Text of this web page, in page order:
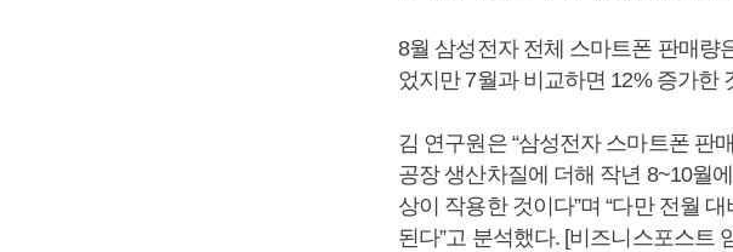
8월 삼성전자 전체 스마트폰 판매량
었지만 7월과 비교하면 12% 증가한
김 연구원은 “삼성전자 스마트폰 판
공장 생산차질에 더해 작년 8~10월
상이 작용한 것이다”며 “다만 전월
된다”고 분석했다. [비즈니스포스트